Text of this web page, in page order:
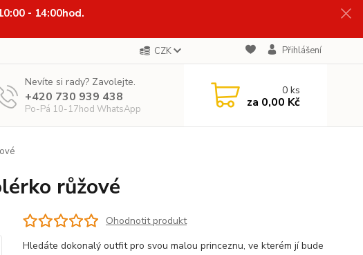
- 14:00hod.
CZK Přihlášení
Nevíte si rady? Zavolejte.
+420 730 939 438
Po-Pá 10-17hod WhatsApp
0ks
za 0,00 Kč
růžové
Ohodnotit produkt
Hledáte dokonalý outfit pro svou malou princeznu, ve kterém jí bude